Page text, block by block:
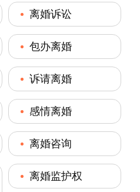
离婚诉讼
包办离婚
诉请离婚
感情离婚
离婚咨询
离婚监护权